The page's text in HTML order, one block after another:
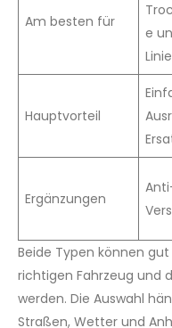
Am besten für
e
Hauptvorteil
Ergänzungen
Beide Typen können
richtigen Fahrzeug und
werden. Die Auswahl
Straßen, Wetter und